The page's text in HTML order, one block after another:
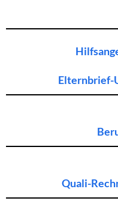
Elternbrief-
Quali-